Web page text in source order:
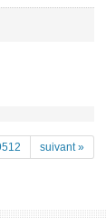
suivant »